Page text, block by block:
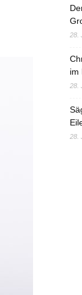
28.
im
28.
28.